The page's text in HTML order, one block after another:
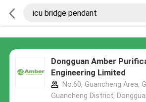
Dongguan Amber
Engineering Limited
No.60, Guancheng Area,
Guancheng District,